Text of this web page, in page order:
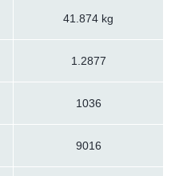
41.874 kg
1.2877
1036
9016